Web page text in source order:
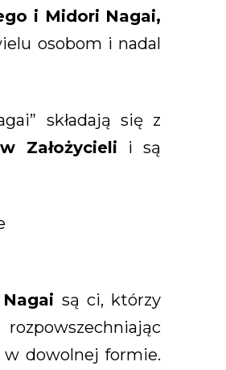
i Midori Nagai,
osobom i nadal
składają się z
Założycieli i są
są ci, którzy
w dowolnej formie.